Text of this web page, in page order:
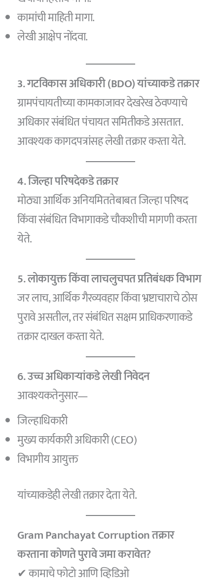
कामांची माहिती मागा.
लेखी आक्षेप नोंदवा.
3. गटविकास अधिकारी (BDO) यांच्याकडे तक्रार
ग्रामपंचायतीच्या कामकाजावर देखरेख ठेवण्याचे
अधिकार संबंधित पंचायत समितीकडे असतात.
आवश्यक कागदपत्रांसह लेखी तक्रार करता येते.
4. जिल्हा परिषदेकडे तक्रार
मोठ्या आर्थिक अनियमिततेबाबत जिल्हा परिषद
किंवा संबंधित विभागाकडे चौकशीची मागणी करता
येते.
5. लोकायुक्त किंवा लाचलुचपत प्रतिबंधक विभाग
जर लाच, आर्थिक गैरव्यवहार किंवा भ्रष्टाचाराचे ठोस
पुरावे असतील, तर संबंधित सक्षम प्राधिकरणाकडे
तक्रार दाखल करता येते.
6. उच्च अधिकाऱ्यांकडे लेखी निवेदन
आवश्यकतेनुसार—
जिल्हाधिकारी
मुख्य कार्यकारी अधिकारी (CEO)
विभागीय आयुक्त
यांच्याकडेही लेखी तक्रार देता येते.
Gram Panchayat Corruptionतक्रार
करताना कोणते पुरावे जमा करावेत?
✔ कामाचे फोटो आणि व्हिडिओ